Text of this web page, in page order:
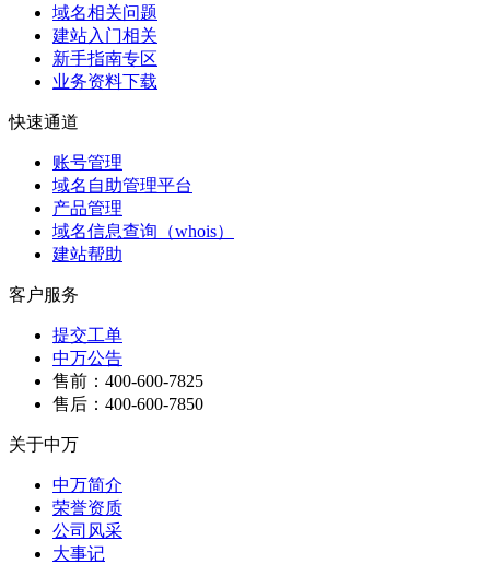
域名相关问题
建站入门相关
新手指南专区
业务资料下载
快速通道
账号管理
域名自助管理平台
产品管理
域名信息查询（whois）
建站帮助
客户服务
提交工单
中万公告
售前：400-600-7825
售后：400-600-7850
关于中万
中万简介
荣誉资质
公司风采
大事记